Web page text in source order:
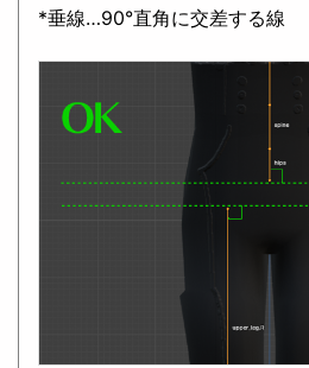
*垂線…90°直角に交差する線